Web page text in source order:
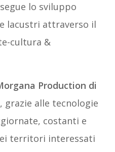
lo sviluppo
lacustri attraverso il
cultura &
Production di
grazie alle tecnologie
costanti e
territori interessati